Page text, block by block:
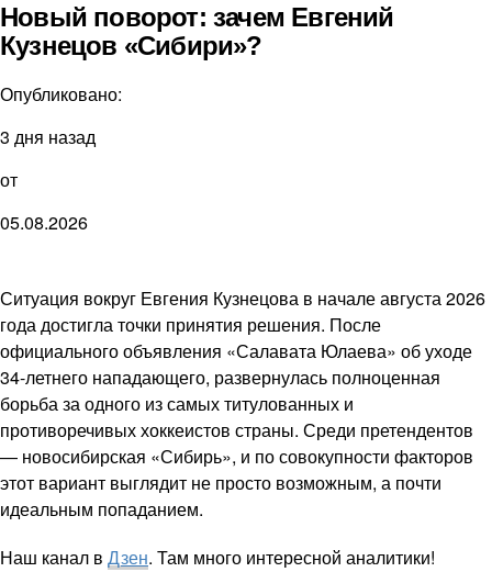
Новый поворот: зачем Евгений
Кузнецов «Сибири»?
Опубликовано:
3 дня назад
от
05.08.2026
Ситуация вокруг Евгения Кузнецова в начале августа 2026
года достигла точки принятия решения. После
официального объявления «Салавата Юлаева» об уходе
34-летнего нападающего, развернулась полноценная
борьба за одного из самых титулованных и
противоречивых хоккеистов страны. Среди претендентов
— новосибирская «Сибирь», и по совокупности факторов
этот вариант выглядит не просто возможным, а почти
идеальным попаданием.
Наш канал в Дзен. Там много интересной аналитики!